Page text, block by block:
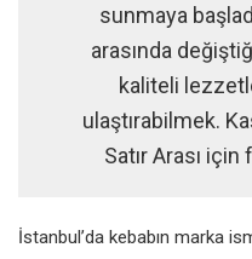
sunmaya
arasında
kaliteli
ulaştırabilmek.
Satır Arası
İstanbul’da kebabın marka